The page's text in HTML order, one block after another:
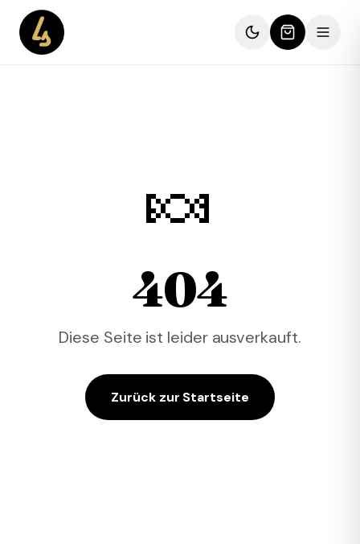
🍬
404
Diese Seite ist leider ausverkauft.
Zurück zur Startseite